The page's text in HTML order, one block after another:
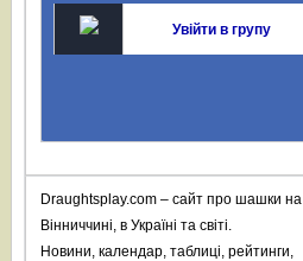
Увійти в групу
Draughtsplay.com – сайт про шашки на
Вінниччині, в Україні та світі.
Новини, календар, таблиці, рейтинги,